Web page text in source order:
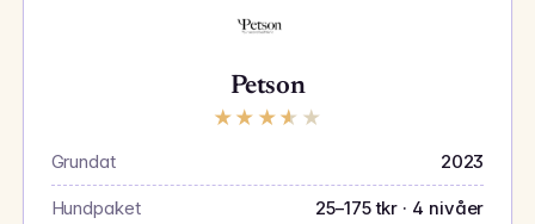
Petson
★ ★ ★ ★ ★
Grundat 2023
Hundpaket 25–175 tkr · 4 nivåer